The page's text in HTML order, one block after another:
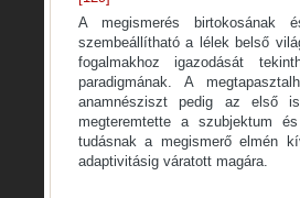
A megismerés birtokosának
szembeállítható a lélek belső
fogalmakhoz igazodását
paradigmának. A
anamnésziszt pedig az első
megteremtette a szubjektum
tudásnak a megismerő elmén
adaptivitásig váratott magára.